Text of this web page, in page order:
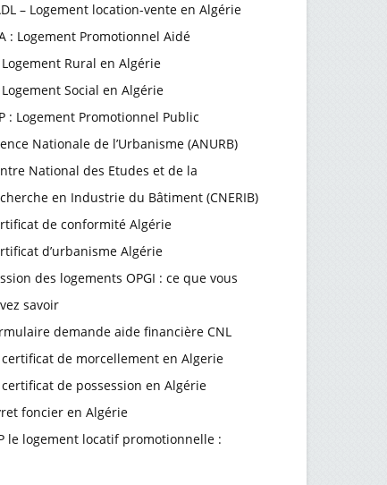
– Logement location-vente en Algérie
: Logement Promotionnel Aidé
Logement Rural en Algérie
Logement Social en Algérie
: Logement Promotionnel Public
Nationale de l’Urbanisme (ANURB)
National des Etudes et de la
en Industrie du Bâtiment (CNERIB)
de conformité Algérie
d’urbanisme Algérie
des logements OPGI : ce que vous
savoir
demande aide financière CNL
certificat de morcellement en Algerie
certificat de possession en Algérie
foncier en Algérie
le logement locatif promotionnelle :